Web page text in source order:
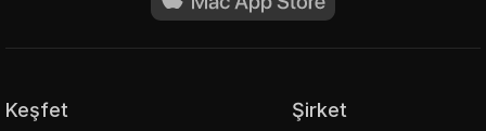
Keşfet Şirket